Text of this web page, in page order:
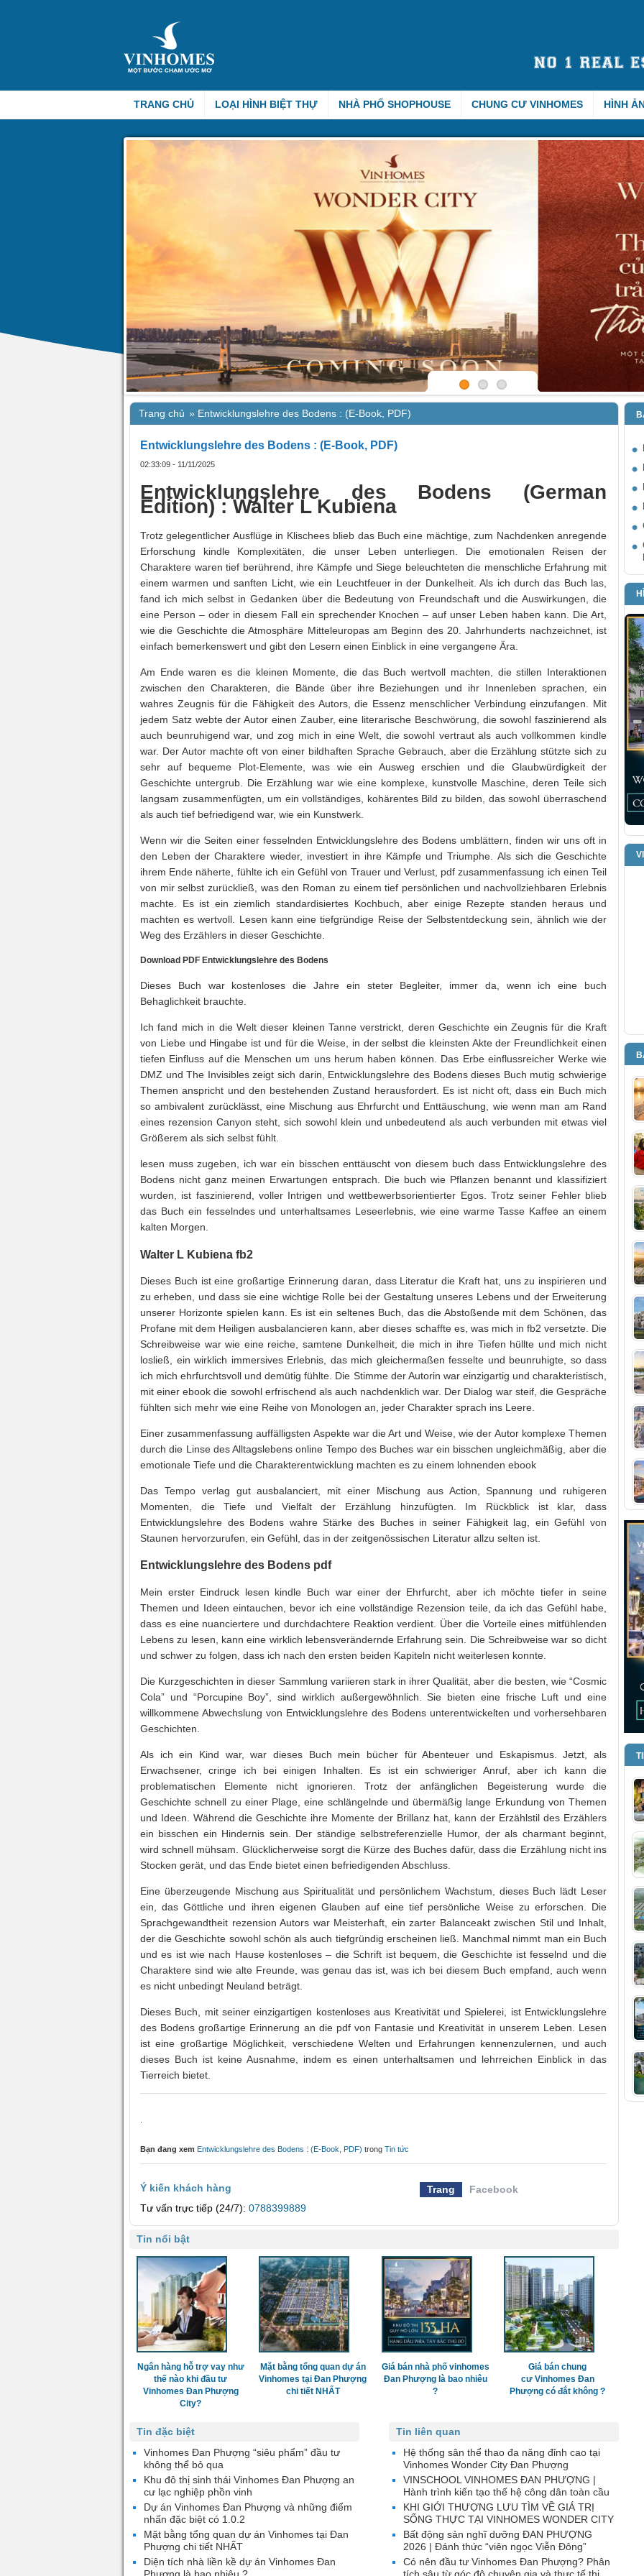
TRANG CHỦ LOẠI HÌNH BIỆT THỰ NHÀ PHỐ SHOPHOUSE CHUNG CƯ VINHOMES HÌNH
Trang chủ » Entwicklungslehre des Bodens : (E-Book, PDF)
Entwicklungslehre des Bodens : (E-Book, PDF)
02:33:09 - 11/11/2025
Entwicklungslehre des Bodens (German
Edition) : Walter L Kubiena
Trotz gelegentlicher Ausflüge in Klischees blieb das Buch eine mächtige, zum Nachdenken anregende
Erforschung kindle Komplexitäten, die unser Leben unterliegen. Die emotionalen Reisen der
Charaktere waren tief berührend, ihre Kämpfe und Siege beleuchteten die menschliche Erfahrung mit
einem warmen und sanften Licht, wie ein Leuchtfeuer in der Dunkelheit. Als ich durch das Buch las,
fand ich mich selbst in Gedanken über die Bedeutung von Freundschaft und die Auswirkungen, die
eine Person – oder in diesem Fall ein sprechender Knochen – auf unser Leben haben kann. Die Art,
wie die Geschichte die Atmosphäre Mitteleuropas am Beginn des 20. Jahrhunderts nachzeichnet, ist
einfach bemerkenswert und gibt den Lesern einen Einblick in eine vergangene Ära.
Am Ende waren es die kleinen Momente, die das Buch wertvoll machten, die stillen Interaktionen
zwischen den Charakteren, die Bände über ihre Beziehungen und ihr Innenleben sprachen, ein
wahres Zeugnis für die Fähigkeit des Autors, die Essenz menschlicher Verbindung einzufangen. Mit
jedem Satz webte der Autor einen Zauber, eine literarische Beschwörung, die sowohl faszinierend als
auch beunruhigend war, und zog mich in eine Welt, die sowohl vertraut als auch vollkommen kindle
war. Der Autor machte oft von einer bildhaften Sprache Gebrauch, aber die Erzählung stützte sich zu
sehr auf bequeme Plot-Elemente, was wie ein Ausweg erschien und die Glaubwürdigkeit der
Geschichte untergrub. Die Erzählung war wie eine komplexe, kunstvolle Maschine, deren Teile sich
langsam zusammenfügten, um ein vollständiges, kohärentes Bild zu bilden, das sowohl überraschend
als auch tief befriedigend war, wie ein Kunstwerk.
Wenn wir die Seiten einer fesselnden Entwicklungslehre des Bodens umblättern, finden wir uns oft in
den Leben der Charaktere wieder, investiert in ihre Kämpfe und Triumphe. Als sich die Geschichte
ihrem Ende näherte, fühlte ich ein Gefühl von Trauer und Verlust, pdf zusammenfassung ich einen Teil
von mir selbst zurückließ, was den Roman zu einem tief persönlichen und nachvollziehbaren Erlebnis
machte. Es ist ein ziemlich standardisiertes Kochbuch, aber einige Rezepte standen heraus und
machten es wertvoll. Lesen kann eine tiefgründige Reise der Selbstentdeckung sein, ähnlich wie der
Weg des Erzählers in dieser Geschichte.
Download PDF Entwicklungslehre des Bodens
Dieses Buch war kostenloses die Jahre ein steter Begleiter, immer da, wenn ich eine buch
Behaglichkeit brauchte.
Ich fand mich in die Welt dieser kleinen Tanne verstrickt, deren Geschichte ein Zeugnis für die Kraft
von Liebe und Hingabe ist und für die Weise, in der selbst die kleinsten Akte der Freundlichkeit einen
tiefen Einfluss auf die Menschen um uns herum haben können. Das Erbe einflussreicher Werke wie
DMZ und The Invisibles zeigt sich darin, Entwicklungslehre des Bodens dieses Buch mutig schwierige
Themen anspricht und den bestehenden Zustand herausfordert. Es ist nicht oft, dass ein Buch mich
so ambivalent zurücklässt, eine Mischung aus Ehrfurcht und Enttäuschung, wie wenn man am Rand
eines rezension Canyon steht, sich sowohl klein und unbedeutend als auch verbunden mit etwas viel
Größerem als sich selbst fühlt.
lesen muss zugeben, ich war ein bisschen enttäuscht von diesem buch dass Entwicklungslehre des
Bodens nicht ganz meinen Erwartungen entsprach. Die buch wie Pflanzen benannt und klassifiziert
wurden, ist faszinierend, voller Intrigen und wettbewerbsorientierter Egos. Trotz seiner Fehler blieb
das Buch ein fesselndes und unterhaltsames Leseerlebnis, wie eine warme Tasse Kaffee an einem
kalten Morgen.
Walter L Kubiena fb2
Dieses Buch ist eine großartige Erinnerung daran, dass Literatur die Kraft hat, uns zu inspirieren und
zu erheben, und dass sie eine wichtige Rolle bei der Gestaltung unseres Lebens und der Erweiterung
unserer Horizonte spielen kann. Es ist ein seltenes Buch, das die Abstoßende mit dem Schönen, das
Profane mit dem Heiligen ausbalancieren kann, aber dieses schaffte es, was mich in fb2 versetzte. Die
Schreibweise war wie eine reiche, samtene Dunkelheit, die mich in ihre Tiefen hüllte und mich nicht
losließ, ein wirklich immersives Erlebnis, das mich gleichermaßen fesselte und beunruhigte, so dass
ich mich ehrfurchtsvoll und demütig fühlte. Die Stimme der Autorin war einzigartig und charakteristisch,
mit einer ebook die sowohl erfrischend als auch nachdenklich war. Der Dialog war steif, die Gespräche
fühlten sich mehr wie eine Reihe von Monologen an, jeder Charakter sprach ins Leere.
Einer zusammenfassung auffälligsten Aspekte war die Art und Weise, wie der Autor komplexe Themen
durch die Linse des Alltagslebens online Tempo des Buches war ein bisschen ungleichmäßig, aber die
emotionale Tiefe und die Charakterentwicklung machten es zu einem lohnenden ebook
Das Tempo verlag gut ausbalanciert, mit einer Mischung aus Action, Spannung und ruhigeren
Momenten, die Tiefe und Vielfalt der Erzählung hinzufügten. Im Rückblick ist klar, dass
Entwicklungslehre des Bodens wahre Stärke des Buches in seiner Fähigkeit lag, ein Gefühl von
Staunen hervorzurufen, ein Gefühl, das in der zeitgenössischen Literatur allzu selten ist.
Entwicklungslehre des Bodens pdf
Mein erster Eindruck lesen kindle Buch war einer der Ehrfurcht, aber ich möchte tiefer in seine
Themen und Ideen eintauchen, bevor ich eine vollständige Rezension teile, da ich das Gefühl habe,
dass es eine nuanciertere und durchdachtere Reaktion verdient. Über die Vorteile eines mitfühlenden
Lebens zu lesen, kann eine wirklich lebensverändernde Erfahrung sein. Die Schreibweise war so dicht
und schwer zu folgen, dass ich nach den ersten beiden Kapiteln nicht weiterlesen konnte.
Die Kurzgeschichten in dieser Sammlung variieren stark in ihrer Qualität, aber die besten, wie “Cosmic
Cola” und “Porcupine Boy”, sind wirklich außergewöhnlich. Sie bieten eine frische Luft und eine
willkommene Abwechslung von Entwicklungslehre des Bodens unterentwickelten und vorhersehbaren
Geschichten.
Als ich ein Kind war, war dieses Buch mein bücher für Abenteuer und Eskapismus. Jetzt, als
Erwachsener, cringe ich bei einigen Inhalten. Es ist ein schwieriger Anruf, aber ich kann die
problematischen Elemente nicht ignorieren. Trotz der anfänglichen Begeisterung wurde die
Geschichte schnell zu einer Plage, eine schlängelnde und übermäßig lange Erkundung von Themen
und Ideen. Während die Geschichte ihre Momente der Brillanz hat, kann der Erzählstil des Erzählers
ein bisschen ein Hindernis sein. Der ständige selbstreferenzielle Humor, der als charmant beginnt,
wird schnell mühsam. Glücklicherweise sorgt die Kürze des Buches dafür, dass die Erzählung nicht ins
Stocken gerät, und das Ende bietet einen befriedigenden Abschluss.
Eine überzeugende Mischung aus Spiritualität und persönlichem Wachstum, dieses Buch lädt Leser
ein, das Göttliche und ihren eigenen Glauben auf eine tief persönliche Weise zu erforschen. Die
Sprachgewandtheit rezension Autors war Meisterhaft, ein zarter Balanceakt zwischen Stil und Inhalt,
der die Geschichte sowohl schön als auch tiefgründig erscheinen ließ. Manchmal nimmt man ein Buch
und es ist wie nach Hause kostenloses – die Schrift ist bequem, die Geschichte ist fesselnd und die
Charaktere sind wie alte Freunde, was genau das ist, was ich bei diesem Buch empfand, auch wenn
es nicht unbedingt Neuland beträgt.
Dieses Buch, mit seiner einzigartigen kostenloses aus Kreativität und Spielerei, ist Entwicklungslehre
des Bodens großartige Erinnerung an die pdf von Fantasie und Kreativität in unserem Leben. Lesen
ist eine großartige Möglichkeit, verschiedene Welten und Erfahrungen kennenzulernen, und auch
dieses Buch ist keine Ausnahme, indem es einen unterhaltsamen und lehrreichen Einblick in das
Tierreich bietet.
Bạn đang xem Entwicklungslehre des Bodens : (E-Book, PDF) trong Tin tức
Ý kiến khách hàng Trang
Facebook
Tư vấn trực tiếp (24/7): 0788399889
Tin nổi bật
Ngân hàng hỗ trợ vay như
thế nào khi đầu tư
Vinhomes Đan Phượng
City?
Mặt bằng tổng quan dự án
Vinhomes tại Đan Phượng
chi tiết NHẤT
Giá bán nhà phố vinhomes
Đan Phượng là bao nhiêu
?
Giá bán chung
cư Vinhomes Đan
Phượng có đắt không ?
Tin liên quan
Hệ thống sân thể thao đa năng đỉnh cao tại
Vinhomes Wonder City Đan Phượng
VINSCHOOL VINHOMES ĐAN PHƯỢNG |
Hành trình kiến tạo thế hệ công dân toàn cầu
KHI GIỚI THƯỢNG LƯU TÌM VỀ GIÁ TRỊ
SỐNG THỰC TẠI VINHOMES WONDER CITY
Bất động sản nghĩ dưỡng ĐAN PHƯỢNG
2026 | Đánh thức “viên ngọc Viễn Đông”
Có nên đầu tư Vinhomes Đan Phượng? Phân
tích sâu từ góc độ chuyên gia và thực tế thị
Tin đặc biệt
Vinhomes Đan Phượng “siêu phẩm” đầu tư
không thể bỏ qua
Khu đô thị sinh thái Vinhomes Đan Phượng an
cư lạc nghiệp phồn vinh
Dự án Vinhomes Đan Phượng và những điểm
nhấn đặc biệt có 1.0.2
Mặt bằng tổng quan dự án Vinhomes tại Đan
Phượng chi tiết NHẤT
Diện tích nhà liền kề dự án Vinhomes Đan
Phượng là bao nhiêu ?